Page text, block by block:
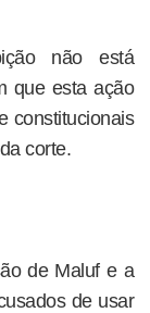
não está
que esta ação
constitucionais
corte.
de Maluf e a
de usar